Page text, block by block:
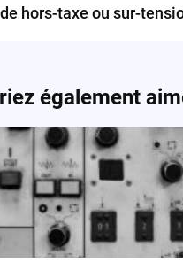
hors-taxe ou sur-
également